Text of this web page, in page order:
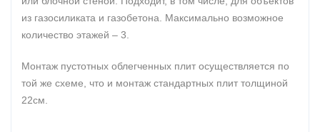
из газосиликата и газобетона. Максимально возможное
количество этажей – 3.
Монтаж пустотных облегченных плит осуществляется по
той же схеме, что и монтаж стандартных плит толщиной
22см.